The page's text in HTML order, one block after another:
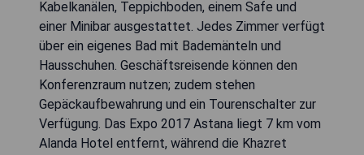
Kabelkanälen, Teppichboden, einem Safe und
einer Minibar ausgestattet. Jedes Zimmer verfügt
über ein eigenes Bad mit Bademänteln und
Hausschuhen. Geschäftsreisende können den
Konferenzraum nutzen; zudem stehen
Gepäckaufbewahrung und ein Tourenschalter zur
Verfügung. Das Expo 2017 Astana liegt 7 km vom
Alanda Hotel entfernt, während die Khazret